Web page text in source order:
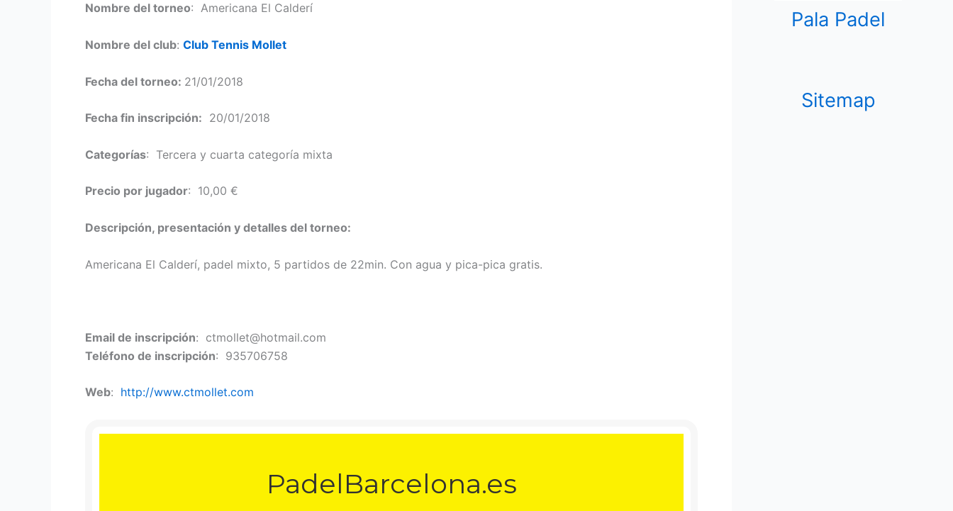
Nombre del torneo: Americana El Calderí
Nombre del club: Club Tennis Mollet
Fecha del torneo: 21/01/2018
Fecha fin inscripción: 20/01/2018
Categorías: Tercera y cuarta categoría mixta
Precio por jugador: 10,00 €
Descripción, presentación y detalles del torneo:
Americana El Calderí, padel mixto, 5 partidos de 22min. Con agua y pica-pica gratis.
Email de inscripción: ctmollet@hotmail.com
Teléfono de inscripción: 935706758
Web: http://www.ctmollet.com
PadelBarcelona.es
Pala Padel
Sitemap